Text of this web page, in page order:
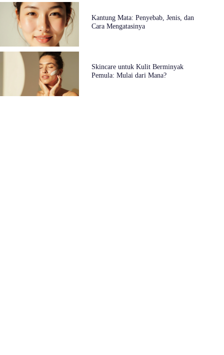
Kantung Mata: Penyebab, Jenis, dan
Cara Mengatasinya
Skincare untuk Kulit Berminyak
Pemula: Mulai dari Mana?